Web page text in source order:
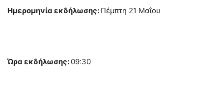
Ημερομηνία εκδήλωσης: Πέμπτη 21 Μαΐου
Ώρα εκδήλωσης: 09:30